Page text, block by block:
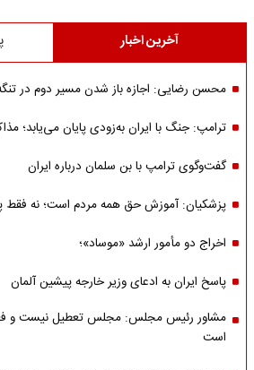
آخرین اخبار
محسن رضایی: اجازه باز شدن مسیر دوم در
ترامپ: جنگ با ایران به‌زودی پایان می‌یابد؛
گفت‌وگوی ترامپ با بن سلمان درباره ایران
پزشکیان: آموزش حق همه مردم است؛ نه فقط
اخراج دو مأمور ارشد «موساد»؛
پاسخ ایران به ادعای وزیر خارجه پیشین آلمان
مشاور رئیس مجلس: مجلس تعطیل نیست و
است